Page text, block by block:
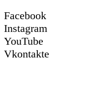
Facebook
Instagram
YouTube
Vkontakte